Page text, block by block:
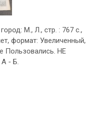
М., Л., стр. : 767 с.,
формат: Увеличенный,
Пользовались. НЕ
А - Б.